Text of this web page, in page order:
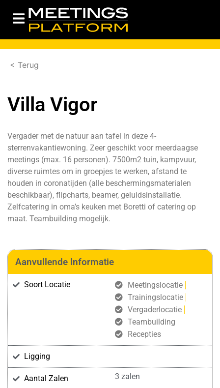
< Terug
Villa Vigor
Vergader met de natuur aan tafel in deze 4-
sterrenvakantiewoning. Zeer geschikt voor meerdaagse
meetings (max. 16 personen). 7500m2 tuin, kampvuur,
diverse ruimtes om in groepjes te werken, afstand te
houden in coronatijden (alle beschermingsmaterialen
beschikbaar), flipcharts, beamer, geluidsinstallatie.
Zelfcatering in oma’s keuken met Boretti of catering op
maat. Teambuilding mogelijk.
Aanvullende Informatie
Soort Locatie
Meetingslocatie
Trainingslocatie
Vergaderlocatie
Teambuilding
Recepties
Ligging
Aantal Zalen 3 zalen